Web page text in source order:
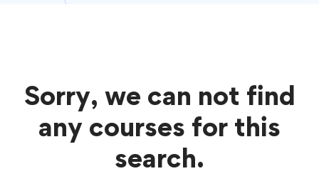
Sorry, we can not find
any courses for this
search.